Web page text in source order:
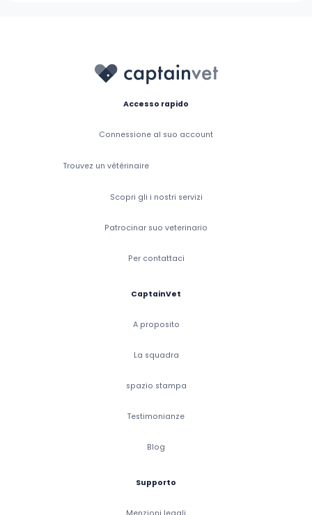
Accesso rapido
Connessione al suo account
Trouvez un vétérinaire
Scopri gli i nostri servizi
Patrocinar suo veterinario
Per contattaci
CaptainVet
A proposito
La squadra
spazio stampa
Testimonianze
Blog
Supporto